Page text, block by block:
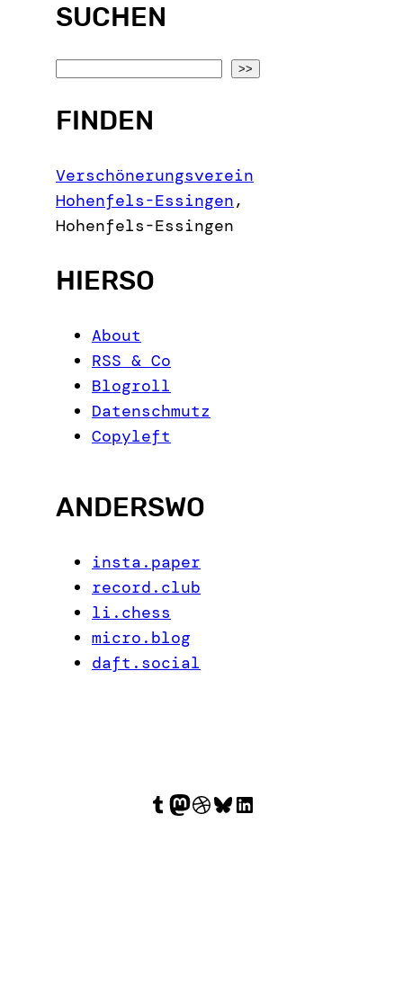
SUCHEN
a
c
h
>>
FINDEN
Verschönerungsverein
Hohenfels-Essingen,
Hohenfels-Essingen
HIERSO
About
RSS & Co
Blogroll
Datenschmutz
Copyleft
ANDERSWO
insta.paper
record.club
li.chess
micro.blog
daft.social
Tumblr Mastodon Dribbble Bluesky LinkedIn